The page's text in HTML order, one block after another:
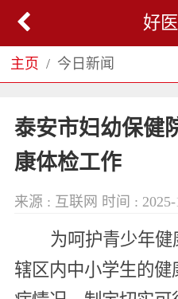
好
主页 今日新闻
泰安市妇幼保健
康体检工作
来源 : 互联网 时间 : 2025-
为呵护青少年
辖区内中小学生的